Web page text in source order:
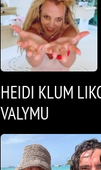
HEIDI KLUM
VALYMU